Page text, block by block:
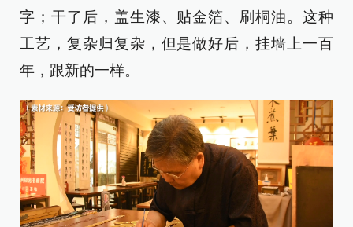
字；干了后，盖生漆、贴金箔、刷桐油。这种
工艺，复杂归复杂，但是做好后，挂墙上一百
年，跟新的一样。